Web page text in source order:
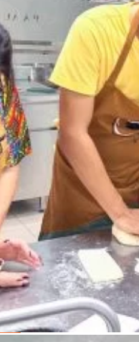
(Trực Quan Hóa Dữ Liệu)
Trị Dữ Liệu)
Trình (Full Stack)
Lập Trình Website (Full Stack)
Lập Trình Mobile (Full Stack)
Cụ AI Văn Phòng
Cụ AI Ứng Dụng Giảng Dạy
Trẻ Em
Chuyên Nghiệp
Kế Nội Thất
Design
Tiện
– Digital Art
Basic
– Illustrator
Nhi
Kids
Nghiệp
Kitchen For Kid & Teen
Năng Sống
Ăn Cho Bé
Nhi